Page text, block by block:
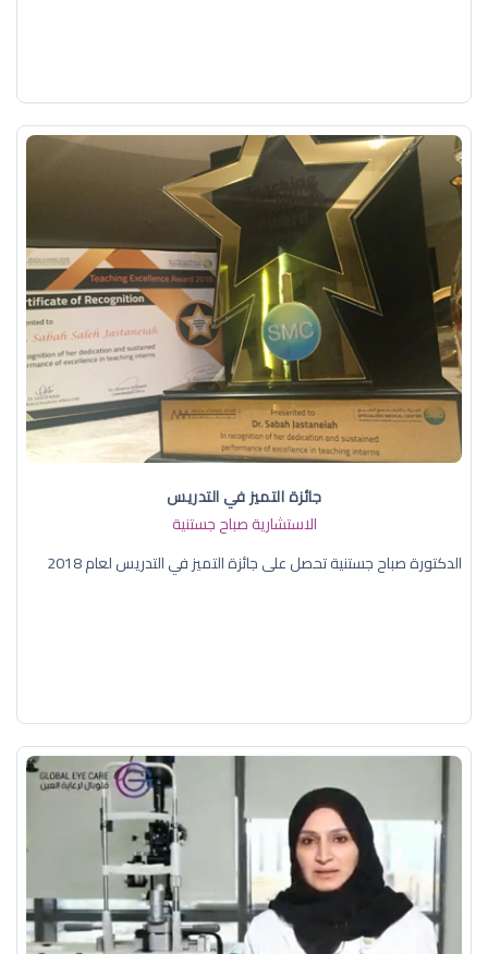
جائزة التميز في التدريس
الاستشارية صباح جستنية
الدكتورة صباح جستنية تحصل على جائزة التميز في التدريس لعام 2018